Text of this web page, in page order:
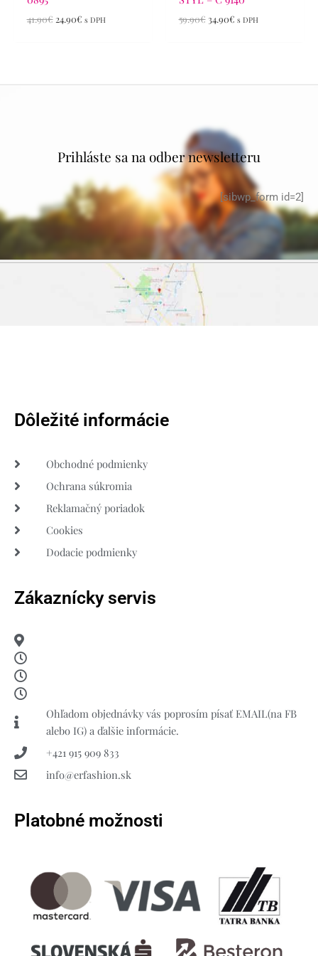
41.90€ 24.90€ s DPH 59.90€ 34.90€ s DPH
Prihláste sa na odber newsletteru
[sibwp_form id=2]
Dôležité informácie
Obchodné podmienky
Ochrana súkromia
Reklamačný poriadok
Cookies
Dodacie podmienky
Zákaznícky servis
Ohľadom objednávky vás poprosím písať EMAIL(na FB
alebo IG) a ďalšie informácie.
+421 915 909 833
info@erfashion.sk
Platobné možnosti